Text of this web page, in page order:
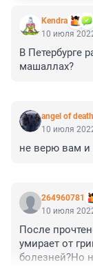
Kendra
10 июля
В Петербурге
машаллах?
angel of death
10 июля
не верю вам и
264960781
10 июля
После
умирает от
болезней?Но